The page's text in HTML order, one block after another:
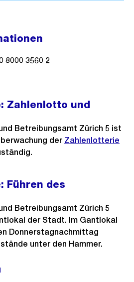
8000 3560 2
Zahlenlotto und
Betreibungsamt Zürich 5 ist
der Zahlenlotterie
Führen des
Betreibungsamt Zürich 5
der Stadt. Im Gantlokal
Donnerstagnachmittag
unter den Hammer.